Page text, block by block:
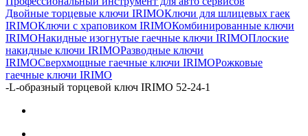
Двойные торцевые ключи IRIMOКлючи для шлицевых гаек
IRIMOКлючи с храповиком IRIMOКомбинированные ключи
IRIMOНакидные изогнутые гаечные ключи IRIMOПлоские
накидные ключи IRIMOРазводные ключи
IRIMOСверхмощные гаечные ключи IRIMOРожковые
гаечные ключи IRIMO
-L-образный торцевой ключ IRIMO 52-24-1